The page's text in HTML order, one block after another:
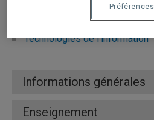
Médias socionumériques
Technologies de l'information
Informations générales
Enseignement
Préférences